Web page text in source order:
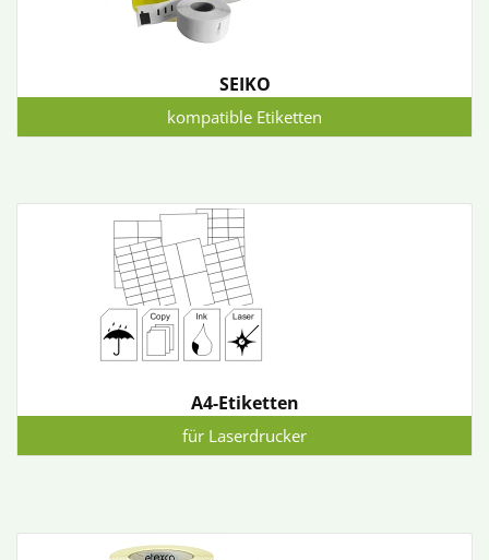
SEIKO
kompatible Etiketten
A4-Etiketten
für Laserdrucker